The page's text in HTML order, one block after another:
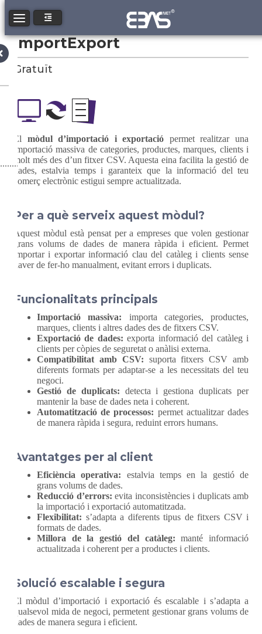
Toggle navigation
ImportExport
Gratuït
El mòdul d’importació i exportació permet realitzar una
importació massiva de categories, productes, marques, clients i
molt més des d’un fitxer CSV. Aquesta eina facilita la gestió de
dades, estalvia temps i garanteix que la informació del teu
comerç electrònic estigui sempre actualitzada.
Per a què serveix aquest mòdul?
Aquest mòdul està pensat per a empreses que volen gestionar
grans volums de dades de manera ràpida i eficient. Permet
importar i exportar informació clau del catàleg i clients sense
haver de fer-ho manualment, evitant errors i duplicats.
Funcionalitats principals
Importació massiva: importa categories, productes,
marques, clients i altres dades des de fitxers CSV.
Exportació de dades: exporta informació del catàleg i
clients per còpies de seguretat o anàlisi externa.
Compatibilitat amb CSV: suporta fitxers CSV amb
diferents formats per adaptar-se a les necessitats del teu
negoci.
Gestió de duplicats: detecta i gestiona duplicats per
mantenir la base de dades neta i coherent.
Automatització de processos: permet actualitzar dades
de manera ràpida i segura, reduint errors humans.
Avantatges per al client
Eficiència operativa: estalvia temps en la gestió de
grans volums de dades.
Reducció d’errors: evita inconsistències i duplicats amb
la importació i exportació automatitzada.
Flexibilitat: s’adapta a diferents tipus de fitxers CSV i
formats de dades.
Millora de la gestió del catàleg: manté informació
actualitzada i coherent per a productes i clients.
Solució escalable i segura
El mòdul d’importació i exportació és escalable i s’adapta a
qualsevol mida de negoci, permetent gestionar grans volums de
dades de manera segura i eficient.